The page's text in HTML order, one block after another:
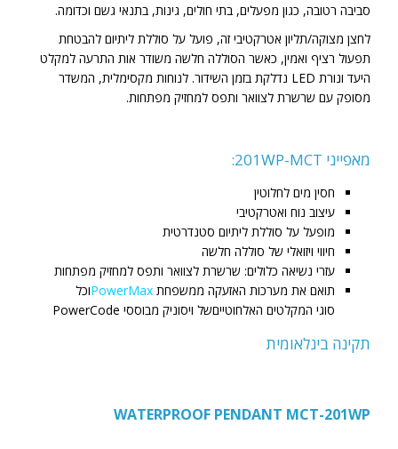
סביבה רטובה, כגון מפעלים, בתי חולים, גינות, בתנאי גשם וכדומה.
לחצן מצוקה/תליון אטרקטיבי זה, פועל על סוללת ליתיום להבטחת
תפעול רציף ואמין, כאשר הסוללה חלשה משודר אות התרעה למקלט
היעד ונורת LED נדלקת בזמן השידור. לנוחות מקסימלית, המשדר
מסופק עם שרשרת לצוואר ותפס למחזיק מפתחות.
מאפייני 201WP-MCT:
חסין מים לחלוטין
עיצוב נוח ואטרקטיבי
מופעל על סוללת ליתיום סטנדרטית
חיווי ויזואלי של סוללה חלשה
עזרי נשיאה כלולים: שרשרת לצוואר ותפס למחזיק מפתחות
תואם את מערכות האזעקה ממשפחת PowerMaxוכל
סוגי המקלטים האלחוטייםשל ויסוניק מבוססי PowerCode
תקינה בינלאומית
WATERPROOF PENDANT MCT-201WP